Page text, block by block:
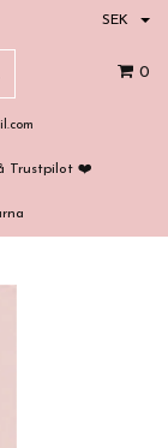
SEK
0
Trustpilot ❤️